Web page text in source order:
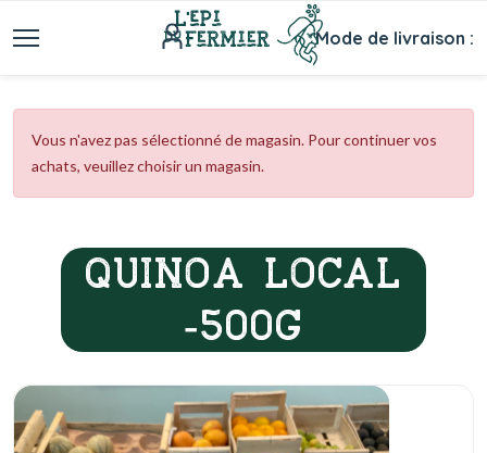
Mode de livraison :
Vous n'avez pas sélectionné de magasin. Pour continuer vos
achats, veuillez choisir un magasin.
QUINOA LOCAL
-500G